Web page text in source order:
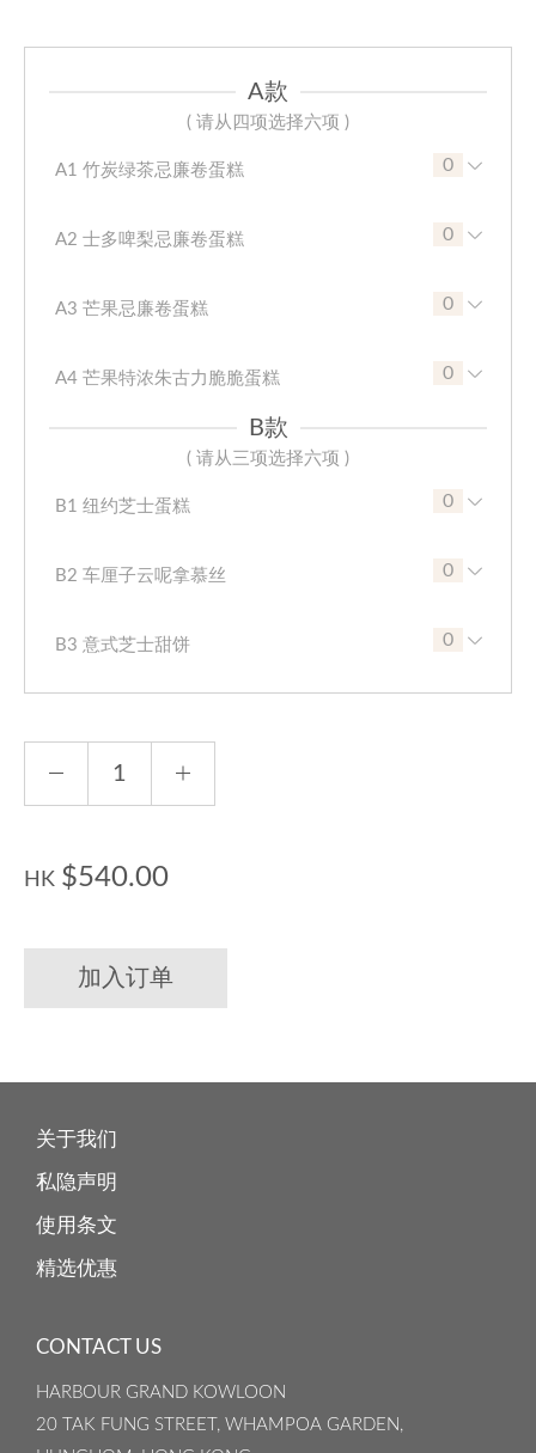
A款
( 请从四项选择六项 )
A1 竹炭绿茶忌廉卷蛋糕 0
A2 士多啤梨忌廉卷蛋糕 0
A3 芒果忌廉卷蛋糕 0
A4 芒果特浓朱古力脆脆蛋糕 0
B款
( 请从三项选择六项 )
B1 纽约芝士蛋糕 0
B2 车厘子云呢拿慕丝 0
B3 意式芝士甜饼 0
HK $540.00
加入订单
关于我们
私隐声明
使用条文
精选优惠
CONTACT US
HARBOUR GRAND KOWLOON
20 TAK FUNG STREET, WHAMPOA GARDEN,